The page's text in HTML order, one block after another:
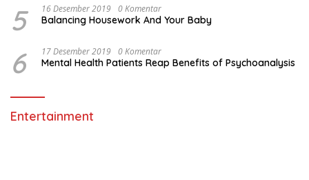
5 16 Desember 2019 0 Komentar
Balancing Housework And Your Baby
6 17 Desember 2019 0 Komentar
Mental Health Patients Reap Benefits of Psychoanalysis
Entertainment